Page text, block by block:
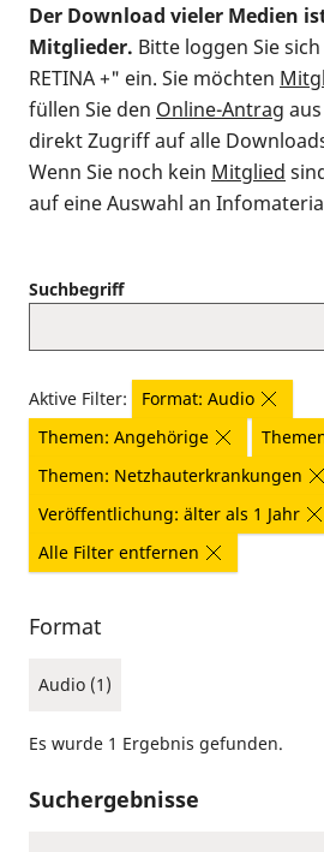
Der Download vieler Medien
Mitglieder. Bitte loggen Sie
RETINA +" ein. Sie möchten
füllen Sie den Online-Antrag
direkt Zugriff auf alle
Wenn Sie noch kein Mitglied
auf eine Auswahl an
Suchbegriff
Aktive Filter:
Format: Audio
Themen: Angehörige
Themen: Netzhauterkrankungen
Veröffentlichung: älter als 1 Jahr
Alle Filter entfernen
Format
Audio (1)
Es wurde 1 Ergebnis gefunden.
Suchergebnisse